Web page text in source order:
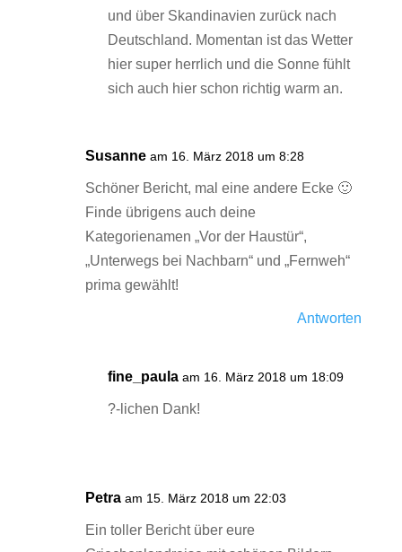
und über Skandinavien zurück nach
Deutschland. Momentan ist das Wetter
hier super herrlich und die Sonne fühlt
sich auch hier schon richtig warm an.
Susanne am 16. März 2018 um 8:28
Schöner Bericht, mal eine andere Ecke 🙂
Finde übrigens auch deine
Kategorienamen „Vor der Haustür“,
„Unterwegs bei Nachbarn“ und „Fernweh“
prima gewählt!
Antworten
fine_paula am 16. März 2018 um 18:09
?-lichen Dank!
Petra am 15. März 2018 um 22:03
Ein toller Bericht über eure